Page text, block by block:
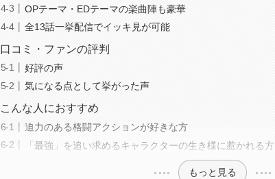
OPテーマ・EDテーマの楽曲陣も豪華
全13話一挙配信でイッキ見が可能
口コミ・ファンの評判
好評の声
気になる点として挙がった声
こんな人におすすめ
迫力のある格闘アクションが好きな方
「最強」を追い求めるキャラクターの生き様に惹かれる方
もっと見る